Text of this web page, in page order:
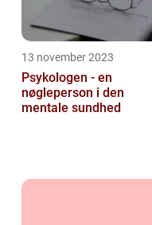
13 november 2023
Psykologen - en
nøgleperson i den
mentale sundhed